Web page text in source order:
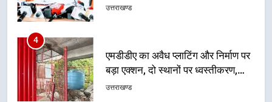
5
राष्ट्रीय हथकरघा दिवस पर मुख्यमंत्री